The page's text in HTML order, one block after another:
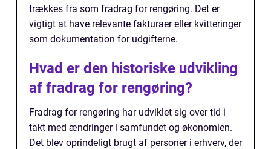
trækkes fra som fradrag for rengøring. Det er
vigtigt at have relevante fakturaer eller kvitteringer
som dokumentation for udgifterne.
Hvad er den historiske udvikling
af fradrag for rengøring?
Fradrag for rengøring har udviklet sig over tid i
takt med ændringer i samfundet og økonomien.
Det blev oprindeligt brugt af personer i erhverv, der